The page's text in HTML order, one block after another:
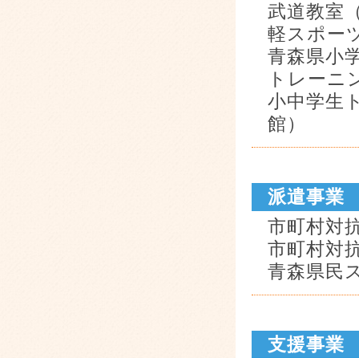
武道教室
軽スポー
青森県小
トレーニ
小中学生
館）
派遣事業
市町村対
市町村対
青森県民
支援事業